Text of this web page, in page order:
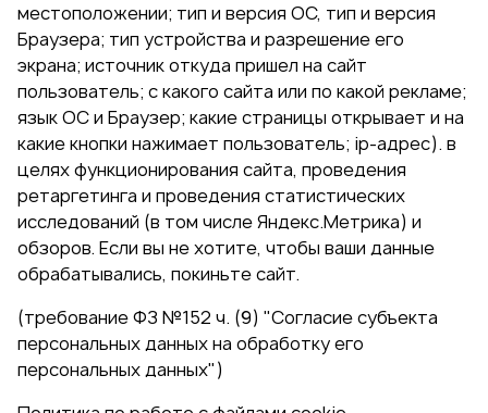
местоположении; тип и версия ОС, тип и версия
Браузера; тип устройства и разрешение его
экрана; источник откуда пришел на сайт
пользователь; с какого сайта или по какой рекламе;
язык ОС и Браузер; какие страницы открывает и на
какие кнопки нажимает пользователь; ip-адрес). в
целях функционирования сайта, проведения
ретаргетинга и проведения статистических
исследований (в том числе Яндекс.Метрика) и
обзоров. Если вы не хотите, чтобы ваши данные
обрабатывались, покиньте сайт.
(требование ФЗ №152 ч. (9) "Согласие субъекта
персональных данных на обработку его
персональных данных")